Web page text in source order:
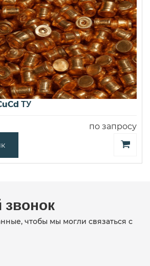
ТУ
по запросу
чтобы мы могли связаться с